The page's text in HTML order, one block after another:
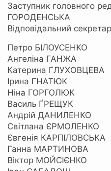
Заступник головного
ГОРОДЕНСЬКА
Відповідальний
Петро БІЛОУСЕНКО
Ангеліна ГАНЖА
Катерина ГЛУХОВЦЕВА
Ірина ГНАТЮК
Ніна ГОРГОЛЮК
Василь ҐРЕЩУК
Андрій ДАНИЛЕНКО
Світлана ЄРМОЛЕНКО
Євгенія КАРПІЛОВСЬКА
Ганна МАРТИНОВА
Віктор МОЙСІЄНКО